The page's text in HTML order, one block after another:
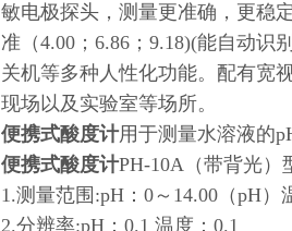
敏电极探头，测量更准确，更稳
准（4.00；6.86；9.18)(能自动识
关机等多种人性化功能。配有宽
现场以及实验室等场所。
便携式酸度计用于测量水溶液的
便携式酸度计PH-10A（带背光）
1.测量范围:pH：0～14.00（pH
2.分辨率:pH：0.1 温度：0.1